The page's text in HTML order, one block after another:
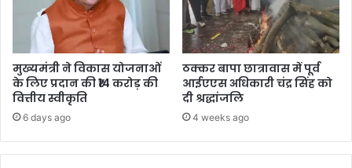
मुख्यमंत्री ने विकास योजनाओं
के लिए प्रदान की ₹14 करोड़ की
वित्तीय स्वीकृति
6 days ago
ठक्कर बापा छात्रावास में पूर्व
आईएएस अधिकारी चंद्र सिंह को
दी श्रद्धांजलि
4 weeks ago